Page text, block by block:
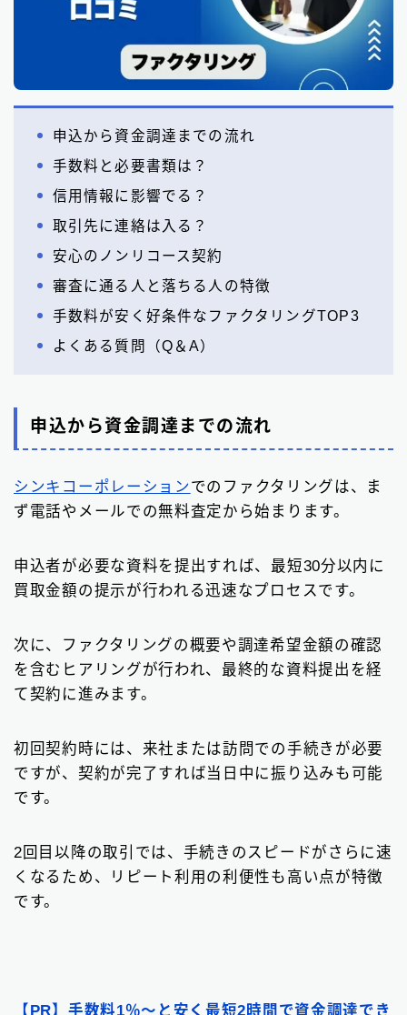
Follow Me
申込から資金調達までの流れ
手数料と必要書類は？
信用情報に影響でる？
取引先に連絡は入る？
安心のノンリコース契約
審査に通る人と落ちる人の特徴
手数料が安く好条件なファクタリングTOP3
よくある質問（Q＆A）
申込から資金調達までの流れ
シンキコーポレーション でのファクタリングは、ま
ず電話やメールでの無料査定から始まります。
申込者が必要な資料を提出すれば、最短30分以内に
買取金額の提示が行われる迅速なプロセスです。
次に、ファクタリングの概要や調達希望金額の確認
を含むヒアリングが行われ、最終的な資料提出を経
て契約に進みます。
初回契約時には、来社または訪問での手続きが必要
ですが、契約が完了すれば当日中に振り込みも可能
です。
2回目以降の取引では、手続きのスピードがさらに速
くなるため、リピート利用の利便性も高い点が特徴
です。
【PR】手数料1％〜と安く最短2時間で資金調達でき